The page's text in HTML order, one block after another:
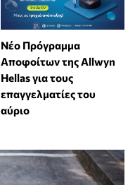
Νέο Πρόγραμμα
Αποφοίτων της Allwyn
Hellas για τους
επαγγελματίες του
αύριο